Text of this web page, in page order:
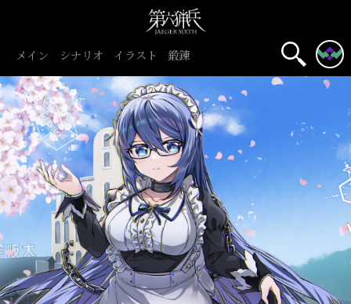
メイン シナリオ イラスト 鍛錬